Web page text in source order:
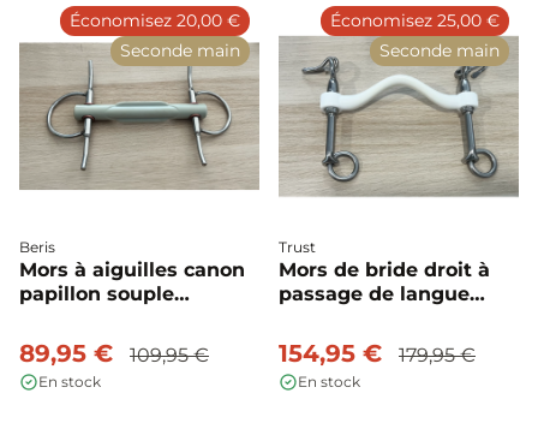
Beris
Mors à aiguilles canon
papillon souple
89,95 € 109,95 €
En stock
Économisez 20,00 €
Seconde main
Trust
Mors de bride droit à
passage de langue
d'occasion - Trust
154,95 € 179,95 €
En stock
Économisez 25,00 €
Seconde main